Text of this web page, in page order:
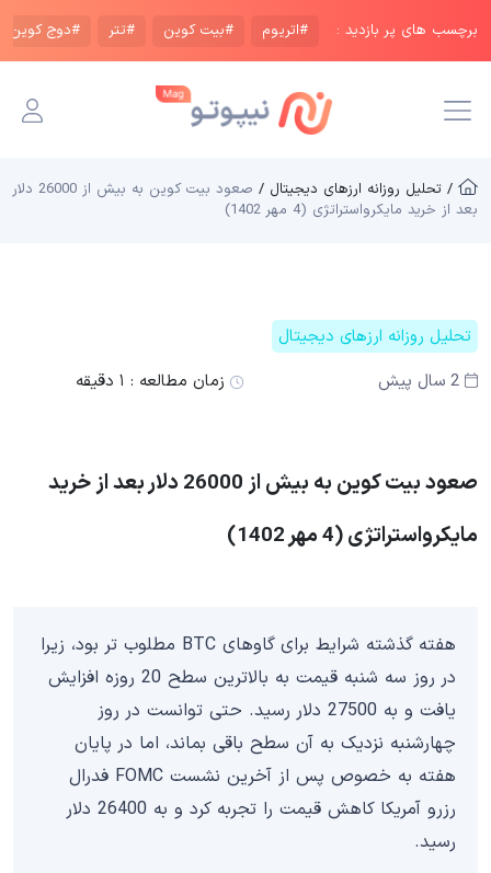
برچسب های پر بازدید : #اتریوم #بیت کوین #تتر #دوج کوین
/ تحلیل روزانه ارزهای دیجیتال /
صعود بیت کوین به بیش از 26000 دلار
بعد از خرید مایکرواستراتژی (4 مهر 1402)
تحلیل روزانه ارزهای دیجیتال
2 سال پیش
زمان مطالعه : ۱ دقیقه
صعود بیت کوین به بیش از 26000 دلار بعد از خرید
مایکرواستراتژی (4 مهر 1402)
هفته گذشته شرایط برای گاوهای BTC مطلوب تر بود، زیرا
در روز سه شنبه قیمت به بالاترین سطح 20 روزه افزایش
یافت و به 27500 دلار رسید. حتی توانست در روز
چهارشنبه نزدیک به آن سطح باقی بماند، اما در پایان
هفته به خصوص پس از آخرین نشست FOMC فدرال
رزرو آمریکا کاهش قیمت را تجربه کرد و به 26400 دلار
رسید.